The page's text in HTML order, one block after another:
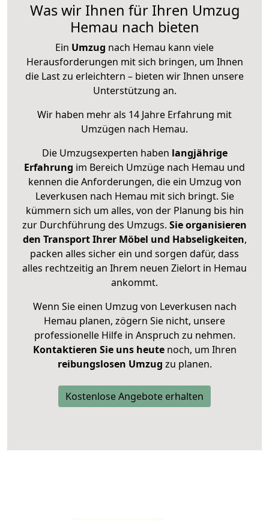
Was wir Ihnen für Ihren Umzug
Hemau nach bieten
Ein Umzug nach Hemau kann viele
Herausforderungen mit sich bringen, um Ihnen
die Last zu erleichtern – bieten wir Ihnen unsere
Unterstützung an.
Wir haben mehr als 14 Jahre Erfahrung mit
Umzügen nach Hemau.
Die Umzugsexperten haben langjährige
Erfahrung im Bereich Umzüge nach Hemau und
kennen die Anforderungen, die ein Umzug von
Leverkusen nach Hemau mit sich bringt. Sie
kümmern sich um alles, von der Planung bis hin
zur Durchführung des Umzugs. Sie organisieren
den Transport Ihrer Möbel und Habseligkeiten,
packen alles sicher ein und sorgen dafür, dass
alles rechtzeitig an Ihrem neuen Zielort in Hemau
ankommt.
Wenn Sie einen Umzug von Leverkusen nach
Hemau planen, zögern Sie nicht, unsere
professionelle Hilfe in Anspruch zu nehmen.
Kontaktieren Sie uns heutenoch, um Ihren
reibungslosen Umzug zu planen.
Kostenlose Angebote erhalten